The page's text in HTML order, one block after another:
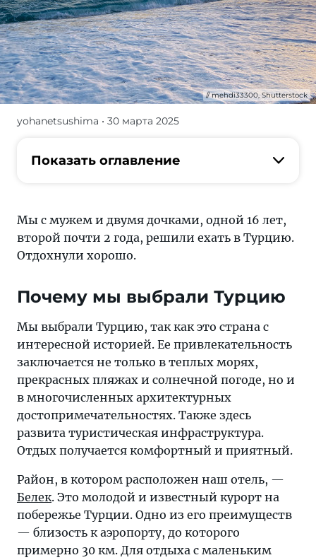
mehdi33300, Shutterstock
Рассказ
отеле
Colours,
что
посмотреть
в
Белеке
и
куда
съездить
неподалеку
yohanetsushima • 30 марта 2025
Показать оглавление
Мы с мужем и двумя дочками, одной 16 лет,
второй почти 2 года, решили ехать в Турцию.
Отдохнули хорошо.
Почему мы выбрали Турцию
Мы выбрали Турцию, так как это страна с
интересной историей. Ее привлекательность
заключается не только в теплых морях,
прекрасных пляжах и солнечной погоде, но и
в многочисленных архитектурных
достопримечательностях. Также здесь
развита туристическая инфраструктура.
Отдых получается комфортный и приятный.
Район, в котором расположен наш отель, —
Белек. Это молодой и известный курорт на
побережье Турции. Одно из его преимуществ
— близость к аэропорту, до которого
примерно 30 км. Для отдыха с маленьким